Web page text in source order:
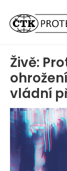
Živě:
vládní